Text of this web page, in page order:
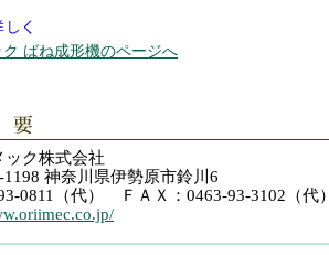
ばね成形機のページへ
ック株式会社
1198 神奈川県伊勢原市鈴川6
0811（代） ＦＡＸ：0463-93-3102（代